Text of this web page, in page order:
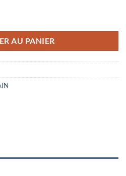
AU PANIER